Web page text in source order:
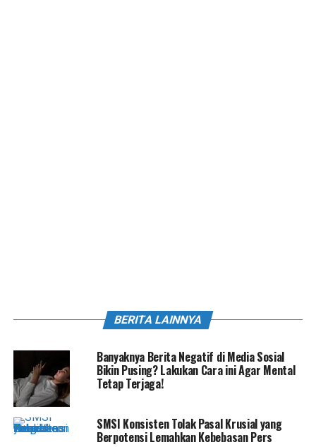
BERITA LAINNYA
Banyaknya Berita Negatif di Media Sosial
Bikin Pusing? Lakukan Cara ini Agar Mental
Tetap Terjaga!
SMSI Konsisten Tolak Pasal Krusial yang
Berpotensi Lemahkan Kebebasan Pers